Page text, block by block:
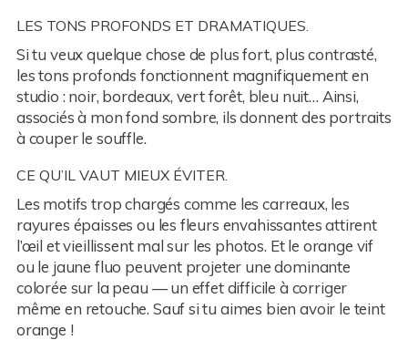
LES TONS PROFONDS ET DRAMATIQUES.
Si tu veux quelque chose de plus fort, plus contrasté,
les tons profonds fonctionnent magnifiquement en
studio : noir, bordeaux, vert forêt, bleu nuit… Ainsi,
associés à mon fond sombre, ils donnent des portraits
à couper le souffle.
CE QU’IL VAUT MIEUX ÉVITER.
Les motifs trop chargés comme les carreaux, les
rayures épaisses ou les fleurs envahissantes attirent
l’œil et vieillissent mal sur les photos. Et le orange vif
ou le jaune fluo peuvent projeter une dominante
colorée sur la peau — un effet difficile à corriger
même en retouche. Sauf si tu aimes bien avoir le teint
orange !